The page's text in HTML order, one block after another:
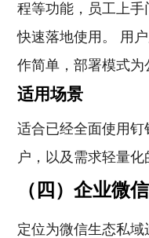
程等功能，员工上
快速落地使用。 用
作简单，部署模式为
适用场景
适合已经全面使用
户，以及需求轻量化
（四）企业微
定位为微信生态私